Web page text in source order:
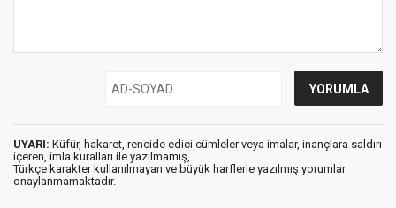
UYARI: Küfür, hakaret, rencide edici cümleler veya imalar, inançlara saldırı
içeren, imla kuralları ile yazılmamış,
Türkçe karakter kullanılmayan ve büyük harflerle yazılmış yorumlar
onaylanmamaktadır.